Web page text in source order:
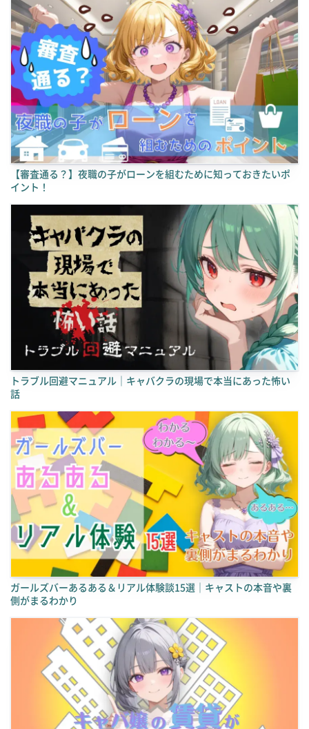
【審査通る？】夜職の子がローンを組むために知っておきたいポ
イント！
トラブル回避マニュアル｜キャバクラの現場で本当にあった怖い
話
ガールズバーあるある＆リアル体験談15選｜キャストの本音や裏
側がまるわかり